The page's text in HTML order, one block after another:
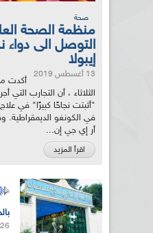
صحة
منظمة الصحة
التوصل الى دواء
إيبولا
13 أغسطس 2019
أكدت
الثلاثاء ، أن التجارب
"أثبتت نجاحًا كبيرًا" في
في الكونغو الديمقراطية.
أر إي جي إن...
اقرأ المزيد
26 أكتوبر 2014